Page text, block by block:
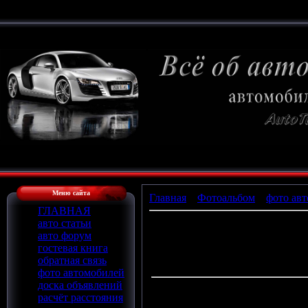
Меню сайта
ГЛАВНАЯ
авто статьи
авто форум
гостевая книга
обратная связь
фото автомобилей
доска объявлений
расчёт расстояния
Главная Фотоальбом фото